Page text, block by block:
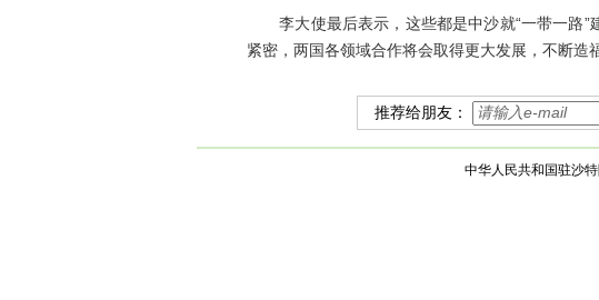
李大使最后表示，这些都是中沙就“一带一路”
紧密，两国各领域合作将会取得更大发展，不断造
推荐给朋友：
中华人民共和国驻沙